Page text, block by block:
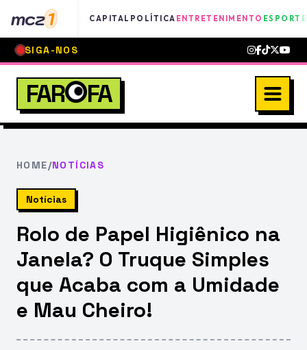
mcz1 CAPITAL POLÍTICA ENTRETENIMENTO
SIGA-NOS
FAR FA
HOME/NOTÍCIAS
Notícias
Rolo de Papel Higiênico na
Janela? O Truque Simples
que Acaba com a Umidade
e Mau Cheiro!